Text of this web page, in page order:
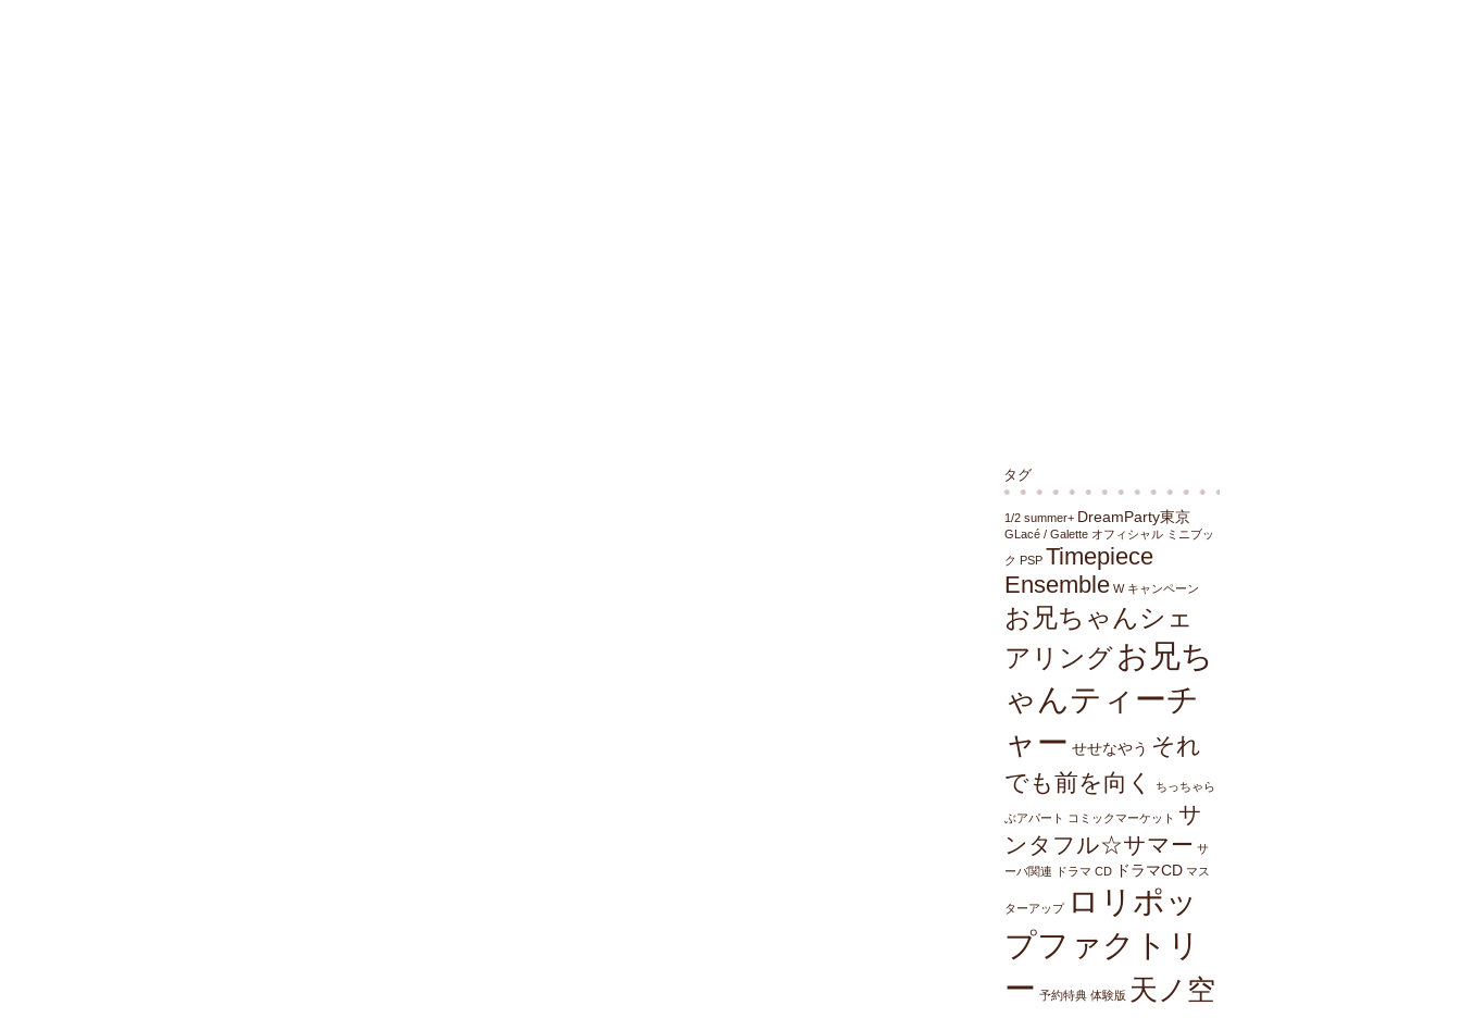
タグ
1/2 summer+ DreamParty東京
GLacé / Galette オフィシャル ミニブッ
ク PSP Timepiece
Ensemble W キャンペーン
お兄ちゃんシェ
アリングお兄ち
ゃんティーチ
ャー せせなやう それ
でも前を向く
ちっちゃら
ぶアパート コミックマーケット サ
ンタフル☆サマー サ
ーバ関連
ドラマ CD ドラマCD マス
ターアップ
ロリポッ
プファクトリ
ー 予約特典 体験版 天ノ空